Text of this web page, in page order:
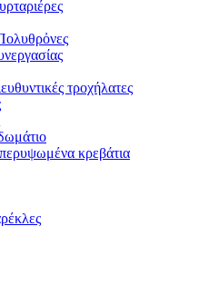
τροχήλατες
κρεβάτια